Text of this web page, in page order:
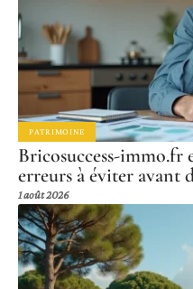
PATRIMOINE
Bricosuccess-immo.fr
erreurs à éviter avant
1 août 2026